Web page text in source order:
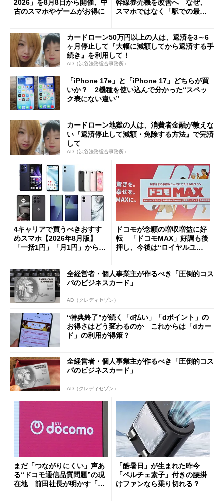
2026」を8月8日から開催、中
古のスマホやゲームがお得に
幹線券売機を改善へ なぜ、
スマホではなく「駅での最短
カードローン50万円以上の人は、返済を3～6
ヶ月停止して『大幅に減額してから返済する手
続き』を利用して！
AD（渋谷法務総合事務所）
「iPhone 17e」と「iPhone 17」どちらが買
いか？ 2機種を使い込んで分かった“スペッ
ク表にない違い”
カードローン地獄の人は、消費者金融が教えな
い『返済停止して減額・免除する方法』で完済
して
AD（渋谷法務総合事務所）
4キャリアで買うべきおすす
めスマホ【2026年8月版】
「一括1円」「月1円」からお
ドコモが念願の増収増益に好
転 「ドコモMAX」好調も後
押し、今後は“ロイヤルユー
全経営者・個人事業主が作るべき「圧倒的コス
パのビジネスカード」
AD（クレディセゾン）
“特典終了”が続く「d払い」「dポイント」の
お得さはどう変わるのか これからは「dカー
ド」の利用が得策？
全経営者・個人事業主が作るべき「圧倒的コス
パのビジネスカード」
AD（クレディセゾン）
まだ「つながりにくい」声あ
る“ドコモ通信品質問題”の現
在地 前田社長が明かす「道
「酷暑日」が生まれた昨今
「ペルチェ素子」付きの腰掛
けファンなら乗り切れる？